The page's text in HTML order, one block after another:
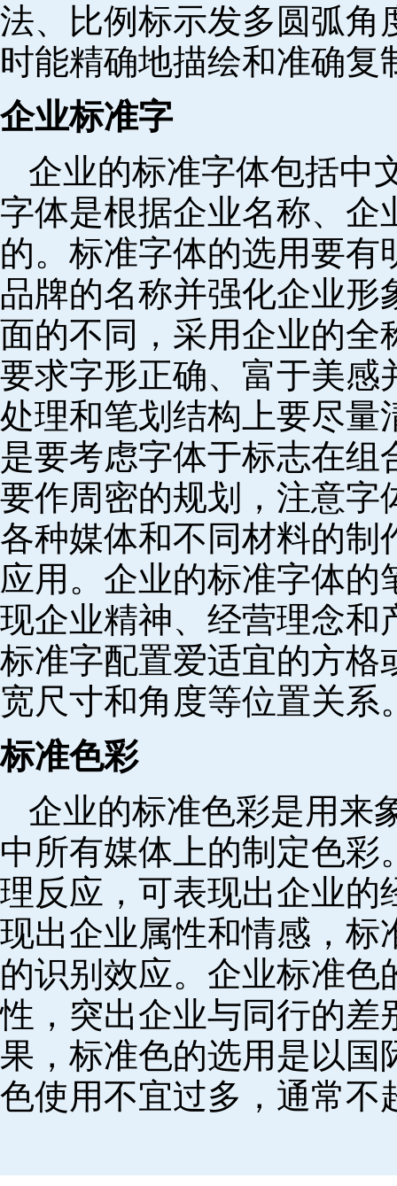
法、比例标示发多圆弧角
时能精确地描绘和准确复
企业标准字
企业的标准字体包括中
字体是根据企业名称、企
的。标准字体的选用要
品牌的名称并强化企业
面的不同，采用企业的全
要求字形正确、富于美感
处理和笔划结构上要尽量
是要考虑字体于标志在
要作周密的规划，注意字
各种媒体和不同材料的制
应用。企业的标准字体
现企业精神、经营理念和
标准字配置爱适宜的方格
宽尺寸和角度等位置关系
标准色彩
企业的标准色彩是用来
中所有媒体上的制定色
理反应，可表现出企业的
现出企业属性和情感，标
的识别效应。企业标准
性，突出企业与同行的差
果，标准色的选用是以国
色使用不宜过多，通常不